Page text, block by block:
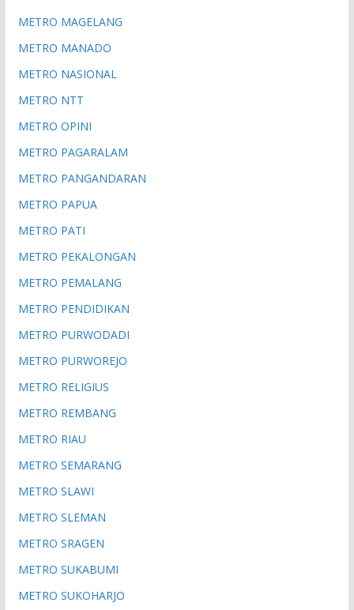
METRO MAGELANG
METRO MANADO
METRO NASIONAL
METRO NTT
METRO OPINI
METRO PAGARALAM
METRO PANGANDARAN
METRO PAPUA
METRO PATI
METRO PEKALONGAN
METRO PEMALANG
METRO PENDIDIKAN
METRO PURWODADI
METRO PURWOREJO
METRO RELIGIUS
METRO REMBANG
METRO RIAU
METRO SEMARANG
METRO SLAWI
METRO SLEMAN
METRO SRAGEN
METRO SUKABUMI
METRO SUKOHARJO